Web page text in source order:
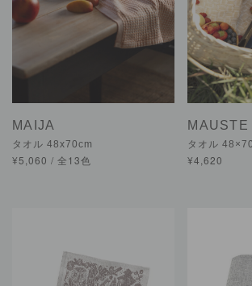
MAIJA
タオル 48x70cm
¥5,060 / 全13色
MAUSTE
タオル
¥4,620